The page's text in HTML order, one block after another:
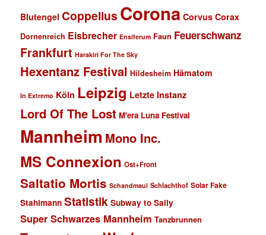
Blutengel Coppelius Corona Corvus Corax
Dornenreich Eisbrecher Ensiferum Faun Feuerschwanz
Frankfurt Harakiri For The Sky
Hexentanz Festival Hildesheim Hämatom
In Extremo Köln Leipzig Letzte Instanz
Lord Of The Lost M'era Luna Festival
Mannheim Mono Inc.
MS Connexion Ost+Front
Saltatio Mortis Schandmaul Schlachthof Solar Fake
Stahlmann Statistik Subway to Sally
Super Schwarzes Mannheim Tanzbrunnen